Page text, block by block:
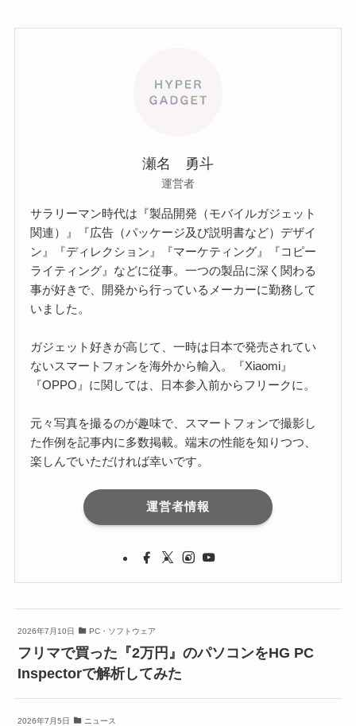
瀬名 勇斗
運営者
サラリーマン時代は『製品開発（モバイルガジェット
関連）』『広告（パッケージ及び説明書など）デザイ
ン』『ディレクション』『マーケティング』『コピー
ライティング』などに従事。一つの製品に深く関わる
事が好きで、開発から行っているメーカーに勤務して
いました。
ガジェット好きが高じて、一時は日本で発売されてい
ないスマートフォンを海外から輸入。『Xiaomi』
『OPPO』に関しては、日本参入前からフリークに。
元々写真を撮るのが趣味で、スマートフォンで撮影し
た作例を記事内に多数掲載。端末の性能を知りつつ、
楽しんでいただければ幸いです。
運営者情報
2026年7月10日 PC・ソフトウェア
フリマで買った『2万円』のパソコンをHG PC
Inspectorで解析してみた
2026年7月5日 ニュース